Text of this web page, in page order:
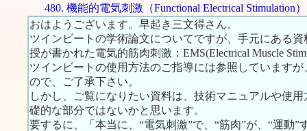
480. 機能的電気刺激（Functional Electrical Stimulation）
おはようございます。早起き三文得さん。
ツインビートの学術論文についてですが、手元にある
授が書かれた電気的筋肉刺激：EMS(Electrical Muscle
ツインビートの使用方法のご指導には参照しています
ので、ご了承下さい。
しかし、ご覧になりたい資料は、技術マニュアルや使
礎的な部分ではないかと思います。
要するに、「本当に、“電気刺激”で、“筋肉”が、“運動”